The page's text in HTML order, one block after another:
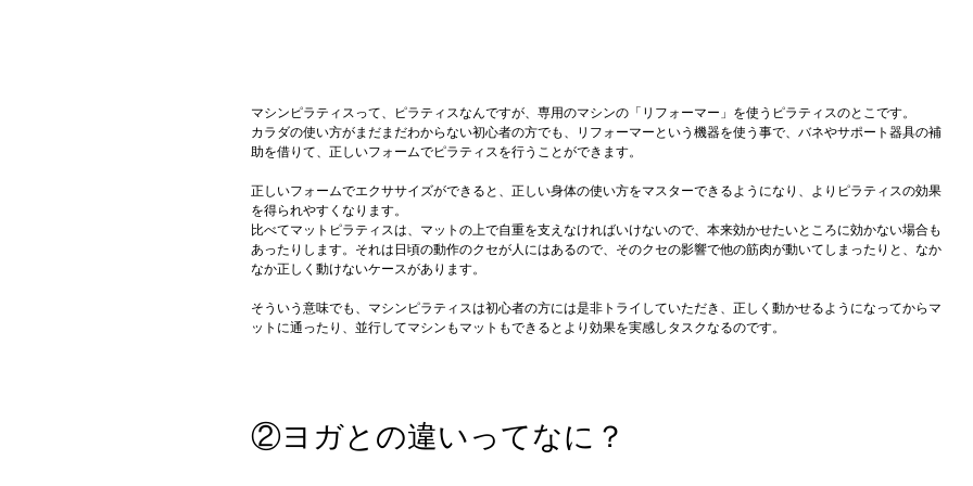
マシンピラティスって、ピラティスなんですが、専用のマシンの「リフォーマー」を使うピラティスのとこです。
カラダの使い方がまだまだわからない初心者の方でも、リフォーマーという機器を使う事で、バネやサポート器具の補
助を借りて、正しいフォームでピラティスを行うことができます。
正しいフォームでエクササイズができると、正しい身体の使い方をマスターできるようになり、よりピラティスの効果
を得られやすくなります。
比べてマットピラティスは、マットの上で自重を支えなければいけないので、本来効かせたいところに効かない場合も
あったりします。それは日頃の動作のクセが人にはあるので、そのクセの影響で他の筋肉が動いてしまったりと、なか
なか正しく動けないケースがあります。
そういう意味でも、マシンピラティスは初心者の方には是非トライしていただき、正しく動かせるようになってからマ
ットに通ったり、並行してマシンもマットもできるとより効果を実感しタスクなるのです。
②ヨガとの違いってなに？